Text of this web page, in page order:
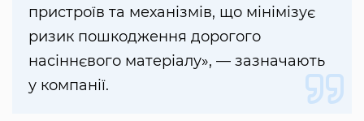
пристроїв та механізмів, що мінімізує
ризик пошкодження дорогого
насіннєвого матеріалу», — зазначають
у компанії.